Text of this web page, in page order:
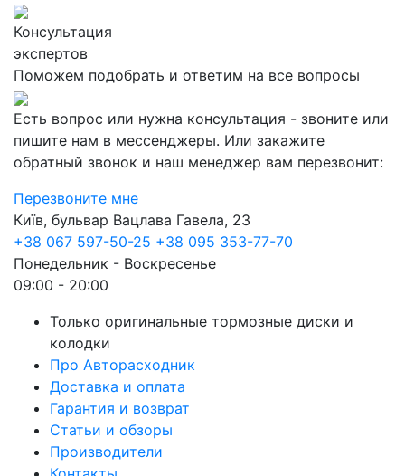
Консультация
экспертов
Поможем подобрать и ответим на все вопросы
Есть вопрос или нужна консультация - звоните или
пишите нам в мессенджеры. Или закажите
обратный звонок и наш менеджер вам перезвонит:
Перезвоните мне
Київ, бульвар Вацлава Гавела, 23
+38 067 597-50-25 +38 095 353-77-70
Понедельник - Воскресенье
09:00 - 20:00
Только оригинальные тормозные диски и
колодки
Про Авторасходник
Доставка и оплата
Гарантия и возврат
Статьи и обзоры
Производители